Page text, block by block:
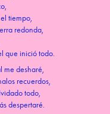
tiempo,
redonda,
que inició todo.
me desharé,
recuerdos,
todo,
despertaré.